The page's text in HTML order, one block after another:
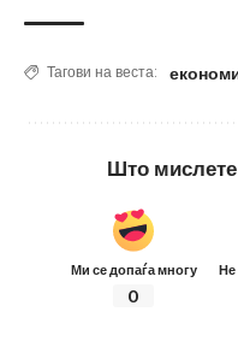
Тагови на веста:
Што мислете
Ми се допаѓа многу
0
Не